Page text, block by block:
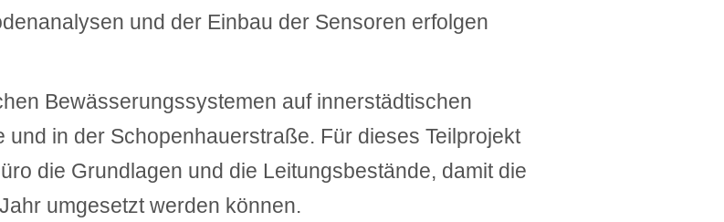
und der Einbau der Sensoren erfolgen
Bewässerungssystemen auf innerstädtischen
in der Schopenhauerstraße. Für dieses Teilprojekt
die Grundlagen und die Leitungsbestände, damit die
umgesetzt werden können.